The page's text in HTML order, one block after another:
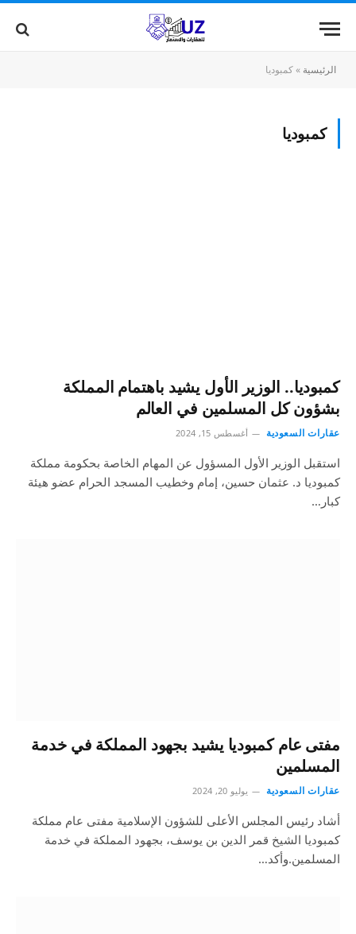
الرئيسية »كمبوديا
كمبوديا
كمبوديا.. الوزير الأول يشيد باهتمام المملكة
بشؤون كل المسلمين في العالم
عقارات السعودية أغسطس 15, 2024
استقبل الوزير الأول المسؤول عن المهام الخاصة بحكومة مملكة
كمبوديا د. عثمان حسين، إمام وخطيب المسجد الحرام عضو هيئة
كبار…
مفتى عام كمبوديا يشيد بجهود المملكة في خدمة
المسلمين
عقارات السعودية يوليو 20, 2024
أشاد رئيس المجلس الأعلى للشؤون الإسلامية مفتى عام مملكة
كمبوديا الشيخ قمر الدين بن يوسف، بجهود المملكة في خدمة
المسلمين.وأكد…